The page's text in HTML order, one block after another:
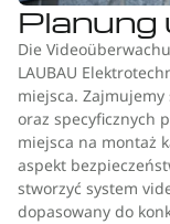
Planung
Die
LAUBAU
miejsca.
oraz specyficznych
miejsca na montaż
aspekt
stworzyć system
dopasowany do